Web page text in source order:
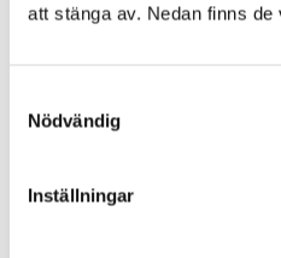
att stänga av. Nedan finns de
Nödvändig
Inställningar
träbyggnation för framtidens
– Efter att evenemanget blev
pandemin är vi peppade att
har en fantastisk
projektledare Martin Björklund.